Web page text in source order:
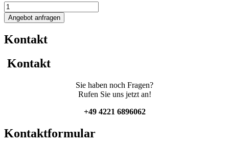
510L
Edelstahlbehälter
Menge
Angebot anfragen
Kontakt
Kontakt
Sie haben noch Fragen?
Rufen Sie uns jetzt an!
+49 4221 6896062
Kontaktformular